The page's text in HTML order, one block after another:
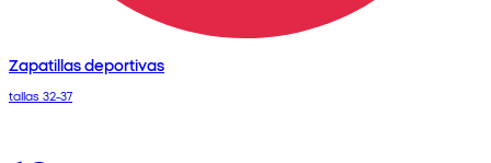
Zapatillas deportivas
tallas 32-37